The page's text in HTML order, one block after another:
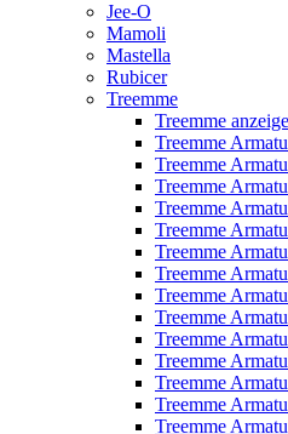
Jee-O
Mamoli
Mastella
Rubicer
Treemme
Treemme
Treemme
Treemme
Treemme
Treemme
Treemme
Treemme
Treemme
Treemme
Treemme
Treemme
Treemme
Treemme
Treemme
Treemme